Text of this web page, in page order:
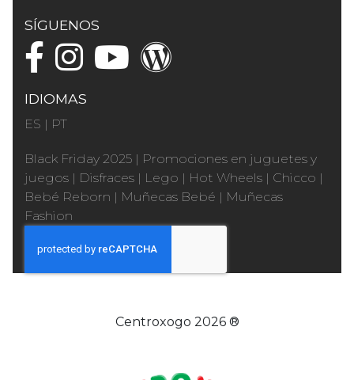
SÍGUENOS
IDIOMAS
ES | PT
Black Friday 2025 | Promociones en juguetes y
juegos | Disfraces | Lego | Hot Wheels | Chicco |
Bebé Reborn | Muñecas Bebé | Muñecas
Fashion
Centroxogo 2026 ®